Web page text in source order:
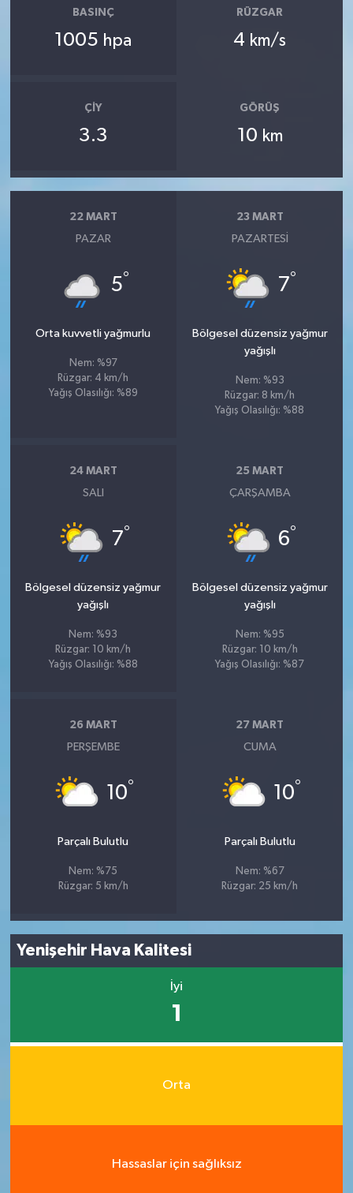
BASINÇ
1005 hpa
RÜZGAR
4 km/s
ÇIY
3.3
GÖRÜŞ
10 km
22 MART
PAZAR
5°
Orta kuvvetli yağmurlu
Nem: %97
Rüzgar: 4 km/h
Yağış Olasılığı: %89
23 MART
PAZARTESI
7°
Bölgesel düzensiz yağmur
yağışlı
Nem: %93
Rüzgar: 8 km/h
Yağış Olasılığı: %88
24 MART
SALI
7°
Bölgesel düzensiz yağmur
yağışlı
Nem: %93
Rüzgar: 10 km/h
Yağış Olasılığı: %88
25 MART
ÇARŞAMBA
6°
Bölgesel düzensiz yağmur
yağışlı
Nem: %95
Rüzgar: 10 km/h
Yağış Olasılığı: %87
26 MART
PERŞEMBE
10°
Parçalı Bulutlu
Nem: %75
Rüzgar: 5 km/h
27 MART
CUMA
10°
Parçalı Bulutlu
Nem: %67
Rüzgar: 25 km/h
Yenişehir Hava Kalitesi
İyi
1
Orta
Hassaslar için sağlıksız